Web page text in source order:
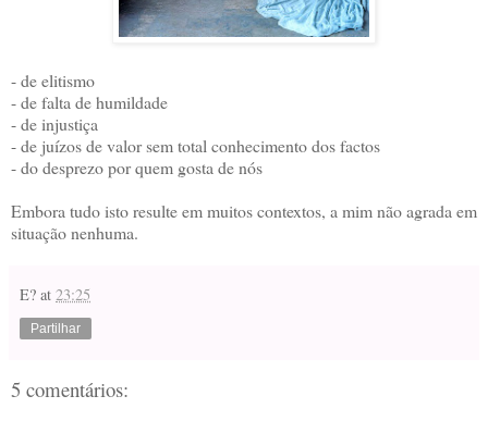
- de elitismo
- de falta de humildade
- de injustiça
- de juízos de valor sem total conhecimento dos factos
- do desprezo por quem gosta de nós
Embora tudo isto resulte em muitos contextos, a mim não agrada em
situação nenhuma.
E? at 23:25
Partilhar
5 comentários: